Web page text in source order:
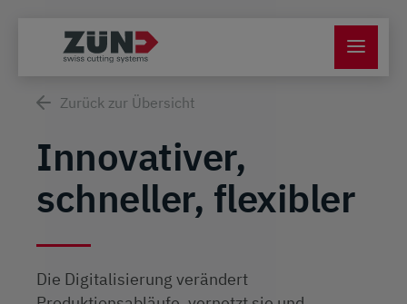
Zurück zur Übersicht
Innovativer,
schneller, flexibler
Die Digitalisierung verändert